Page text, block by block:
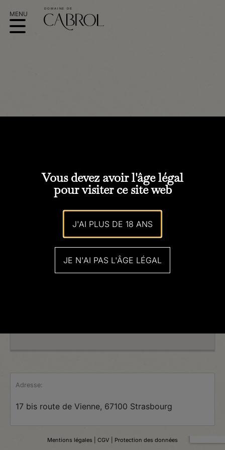
MONTENT
STRASBOURG
Adresse:
17 bis route de Vienne, 67100 Strasbourg
Mentions légales | CGV | Protection des données
Vous devez avoir l'âge légal
pour visiter ce site web
J'AI PLUS DE 18 ANS
JE N'AI PAS L'ÂGE LÉGAL